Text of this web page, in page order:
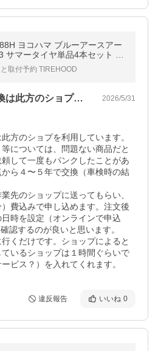
ヨコハマ ブルーアースアー
サマータイヤ単品4本セット |
夏タイヤ 夏用タイヤ 15イン
クスで交換OK
取付予約 TIREHOOD
ここ数年のタイヤ交換は此方のショプを利… 2026/5/31
方のショプを利用しています。
については、問題ない商品だと
して一度もパンクしたことがあ
ら４〜５年で交換（車検時の結
先のショップに送ってもらい、
費込みで申し込めます。注文後
時を設定（オンラインで申込
認するのが良いと思います。
くだけです。ショップによると
いるショップは１時間ぐらいで
ビス？）を入れてくれます。
違反報告 いいね 0